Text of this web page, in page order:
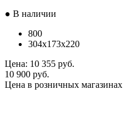
● В наличии
800
304x173x220
Цена: 10 355 руб.
10 900 руб.
Цена в розничных магазинах